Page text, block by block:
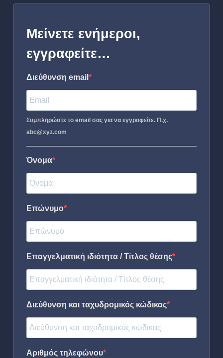
Μείνετε ενήμεροι,
εγγραφείτε…
Διεύθυνση email
Συμπληρώστε το email σας για να εγγραφείτε. Π.χ.
abc@xyz.com
Όνομα
Επώνυμο
Επαγγελματική ιδιότητα / Τίτλος θέσης
Διεύθυνση και ταχυδρομικός κώδικας
Αριθμός τηλεφώνου